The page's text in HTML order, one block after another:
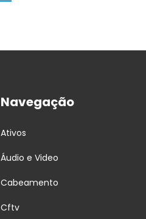
Navegação
Ativos
Áudio e Video
Cabeamento
Cftv